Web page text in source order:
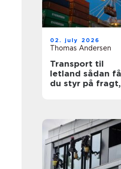
02. july 2026
Thomas Andersen
Transport til
letland sådan får
du styr på fragt,